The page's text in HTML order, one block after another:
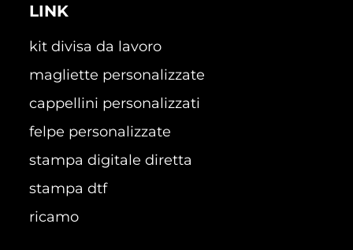
LINK
kit divisa da lavoro
magliette personalizzate
cappellini personalizzati
felpe personalizzate
stampa digitale diretta
stampa dtf
ricamo